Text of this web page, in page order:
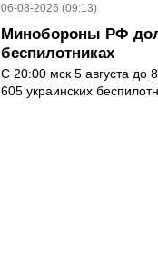
06-08-2026 (09:13)
Минобороны РФ
беспилотниках
С 20:00 мск 5 августа до
605 украинских